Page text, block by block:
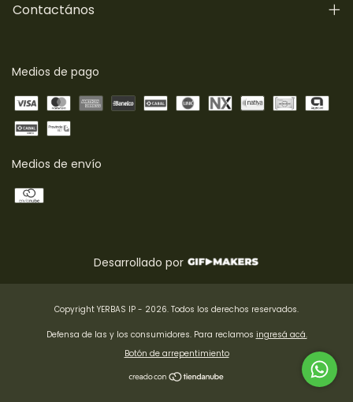
Contactános
Medios de pago
Medios de envío
Desarrollado por
Copyright YERBAS IP - 2026. Todos los derechos reservados.
Defensa de las y los consumidores. Para reclamos ingresá acá.
Botón de arrepentimiento